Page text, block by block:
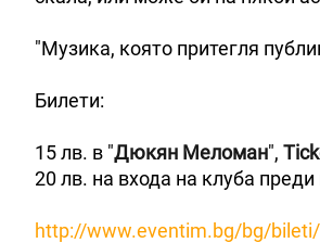
"Музика, която притегля
Билети:
15 лв. в "Дюкян Меломан",
20 лв. на входа на клуба преди
http://www.eventim.bg/bg/